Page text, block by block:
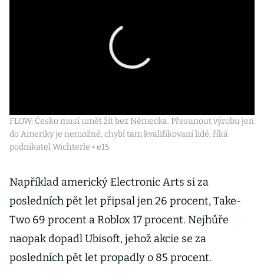
FLOW: Česko musí umět žít bez Německa. Přesunout výrobu jen
do Ameriky je nemožné, chybí tam kvalifikovaní lidé, říká
podnikatel Wichterle • e15
Například americký Electronic Arts si za
posledních pět let připsal jen 26 procent, Take-
Two 69 procent a Roblox 17 procent. Nejhůře
naopak dopadl Ubisoft, jehož akcie se za
posledních pět let propadly o 85 procent.